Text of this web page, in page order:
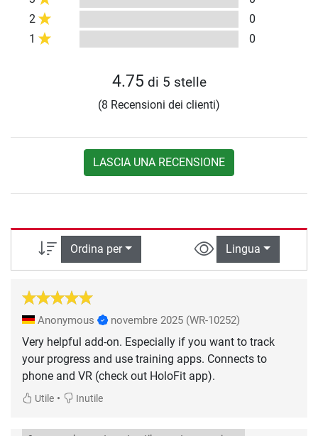
2
0
1
0
4.75 di 5 stelle
(8 Recensioni dei clienti)
LASCIA UNA RECENSIONE
Ordina per Lingua
Anonymous novembre 2025 (WR-10252)
Very helpful add-on. Especially if you want to track
your progress and use training apps. Connects to
phone and VR (check out HoloFit app).
Utile • Inutile